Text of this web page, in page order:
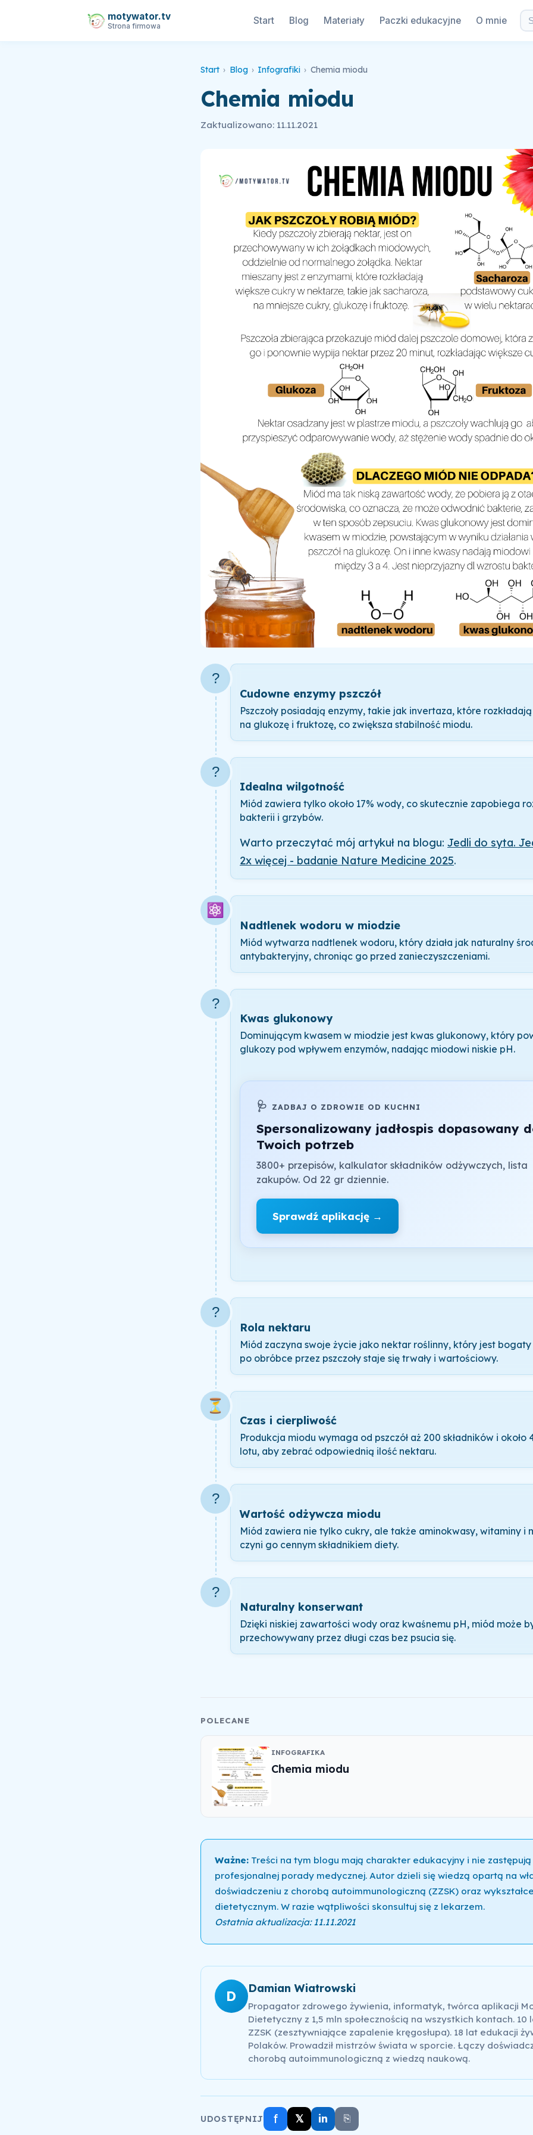
motywator.tv
Strona firmowa Start Blog Materiały Paczki edukacyjne O mnie
Start › Blog › Infografiki › Chemia miodu
Chemia miodu
Zaktualizowano: 11.11.2021
?
Cudowne enzymy pszczół
Pszczoły posiadają enzymy, takie jak invertaza, które
na glukozę i fruktozę, co zwiększa stabilność miodu.
?
Idealna wilgotność
Miód zawiera tylko około 17% wody, co skutecznie zapobiega
bakterii i grzybów.
Warto przeczytać mój artykuł na blogu: Jedli do syta.
2x więcej - badanie Nature Medicine 2025.
⚛️
Nadtlenek wodoru w miodzie
Miód wytwarza nadtlenek wodoru, który działa jak naturalny
antybakteryjny, chroniąc go przed zanieczyszczeniami.
?
Kwas glukonowy
Dominującym kwasem w miodzie jest kwas glukonowy, który
glukozy pod wpływem enzymów, nadając miodowi niskie pH.
🩺 ZADBAJ O ZDROWIE OD KUCHNI
Spersonalizowany jadłospis dopasowany
Twoich potrzeb
3800+ przepisów, kalkulator składników odżywczych, lista
zakupów. Od 22 gr dziennie.
Sprawdź aplikację →
?
Rola nektaru
Miód zaczyna swoje życie jako nektar roślinny, który jest
po obróbce przez pszczoły staje się trwały i wartościowy.
⏳
Czas i cierpliwość
Produkcja miodu wymaga od pszczół aż 200 składników i około
lotu, aby zebrać odpowiednią ilość nektaru.
?
Wartość odżywcza miodu
Miód zawiera nie tylko cukry, ale także aminokwasy, witaminy i
czyni go cennym składnikiem diety.
?️
Naturalny konserwant
Dzięki niskiej zawartości wody oraz kwaśnemu pH, miód może
przechowywany przez długi czas bez psucia się.
POLECANE
INFOGRAFIKA
Chemia miodu
Ważne:Treści na tym blogu mają charakter edukacyjny i nie zastępują
profesjonalnej porady medycznej. Autor dzieli się wiedzą opartą na
doświadczeniu z chorobą autoimmunologiczną (ZZSK) oraz
dietetycznym. W razie wątpliwości skonsultuj się z lekarzem.
Ostatnia aktualizacja: 11.11.2021
D Damian Wiatrowski
Propagator zdrowego żywienia, informatyk, twórca aplikacji
Dietetyczny z 1,5 mln społecznością na wszystkich kontach. 10
ZZSK (zesztywniające zapalenie kręgosłupa). 18 lat edukacji
Polaków. Prowadził mistrzów świata w sporcie. Łączy
chorobą autoimmunologiczną z wiedzą naukową.
UDOSTĘPNIJ f 𝕏 in ⎘